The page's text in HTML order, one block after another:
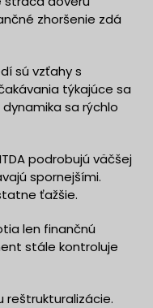
zhoršenie zdá
sú vzťahy s
týkajúce sa
sa rýchlo
podrobujú väčšej
spornejšími.
ťažšie.
len finančnú
stále kontroluje
reštrukturalizácie.